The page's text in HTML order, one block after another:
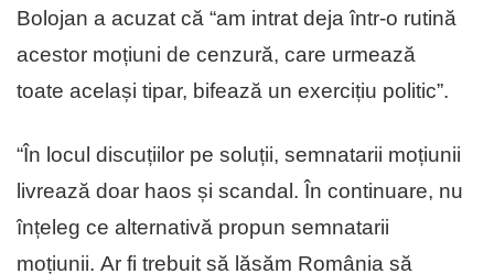
Bolojan a acuzat că “am intrat deja într-o rutină
acestor moțiuni de cenzură, care urmează
toate același tipar, bifează un exercițiu politic”.
“În locul discuțiilor pe soluții, semnatarii moțiunii
livrează doar haos și scandal. În continuare, nu
înțeleg ce alternativă propun semnatarii
moțiunii. Ar fi trebuit să lăsăm România să